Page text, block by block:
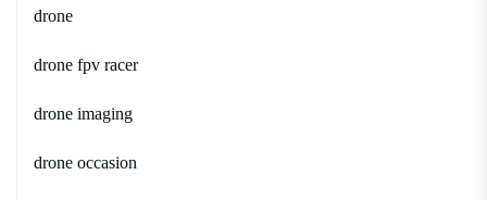
drone
drone fpv racer
drone imaging
drone occasion